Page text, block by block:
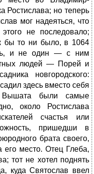
Ростислава; но теперь
мог надеяться, что
не последовало;
бы то ни было, в 1064
и не один — с ним
людей — Порей и
новгородского:
здесь вместо себя
Вышата были самые
около Ростислава
счастья или
пришедши в
брата своего,
его место. Отец Глеба,
тот не хотел поднять
куда Святослав ввел